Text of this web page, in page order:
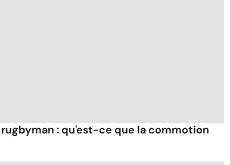
: qu'est-ce que la commotion